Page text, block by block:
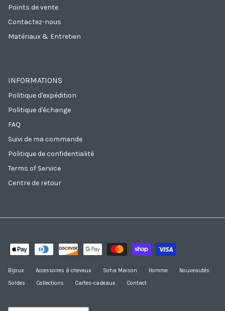
Points de vente
Contactez-nous
Matériaux & Entretien
INFORMATIONS
Politique d'expédition
Politique d'échange
FAQ
Suivi de ma commande
Politique de confidentialité
Terms of Service
Centre de retour
Bijoux Accessoires à cheveux Soha Maison Homme
Nouveautés
Soldes
Collections Cartes-cadeaux Contact